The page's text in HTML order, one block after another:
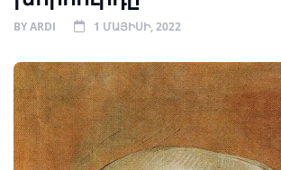
BYARDI 1 ՄԱՅԻՍԻ, 2022